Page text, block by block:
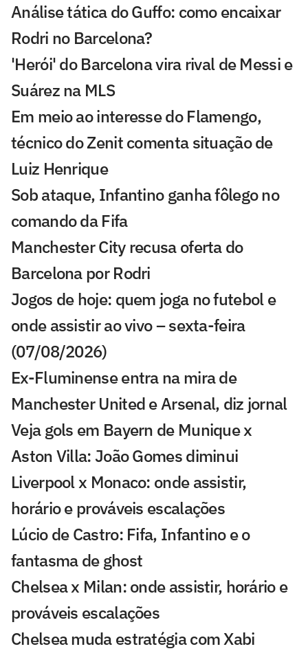
Análise tática do Guffo: como encaixar
Rodri no Barcelona?
'Herói' do Barcelona vira rival de Messi e
Suárez na MLS
Em meio ao interesse do Flamengo,
técnico do Zenit comenta situação de
Luiz Henrique
Sob ataque, Infantino ganha fôlego no
comando da Fifa
Manchester City recusa oferta do
Barcelona por Rodri
Jogos de hoje: quem joga no futebol e
onde assistir ao vivo – sexta-feira
(07/08/2026)
Ex-Fluminense entra na mira de
Manchester United e Arsenal, diz jornal
Veja gols em Bayern de Munique x
Aston Villa: João Gomes diminui
Liverpool x Monaco: onde assistir,
horário e prováveis escalações
Lúcio de Castro: Fifa, Infantino e o
fantasma de ghost
Chelsea x Milan: onde assistir, horário e
prováveis escalações
Chelsea muda estratégia com Xabi